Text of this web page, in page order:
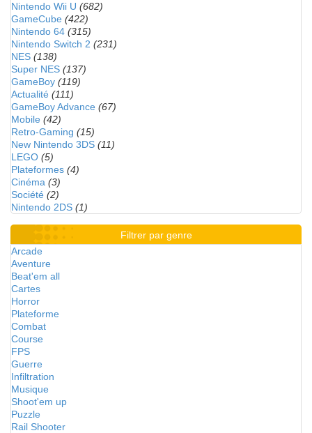
Nintendo Wii U (682)
GameCube (422)
Nintendo 64 (315)
Nintendo Switch 2 (231)
NES (138)
Super NES (137)
GameBoy (119)
Actualité (111)
GameBoy Advance (67)
Mobile (42)
Retro-Gaming (15)
New Nintendo 3DS (11)
LEGO (5)
Plateformes (4)
Cinéma (3)
Société (2)
Nintendo 2DS (1)
Filtrer par genre
Arcade
Aventure
Beat'em all
Cartes
Horror
Plateforme
Combat
Course
FPS
Guerre
Infiltration
Musique
Shoot'em up
Puzzle
Rail Shooter